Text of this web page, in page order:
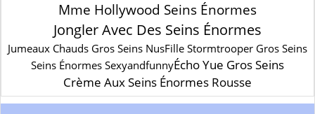
Mme Hollywood Seins Énormes
Jongler Avec Des Seins Énormes
Jumeaux Chauds Gros Seins NusFille Stormtrooper Gros Seins
Seins Énormes SexyandfunnyÉcho Yue Gros Seins
Crème Aux Seins Énormes Rousse